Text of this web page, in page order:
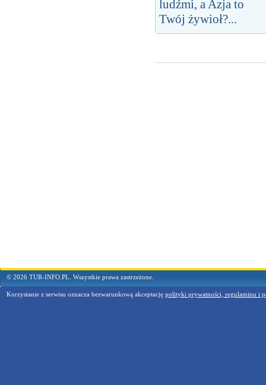
ludźmi, a Azja to
Twój żywioł?...
© 2026 TUR-INFO.PL. Wszystkie prawa zastrzeżone.
Korzystanie z serwisu oznacza bezwarunkową akceptację polityki prywatności, regulaminu i